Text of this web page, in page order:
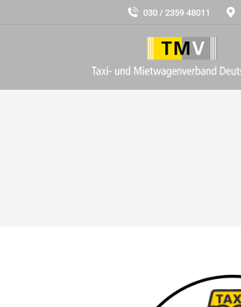
030 / 2359 48011